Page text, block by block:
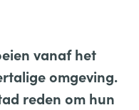
vanaf het
omgeving.
reden om hun